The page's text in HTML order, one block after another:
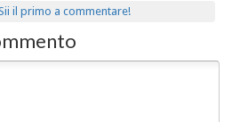
il primo a commentare!